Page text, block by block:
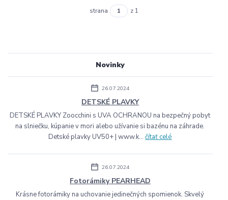
strana z 1
Novinky
26.07.2024
DETSKÉ PLAVKY
DETSKÉ PLAVKY Zoocchini s UVA OCHRANOU na bezpečný pobyt
na slniečku, kúpanie v mori alebo užívanie si bazénu na záhrade.
Detské plavky UV50+ | www.k...čítať celé
26.07.2024
Fotorámiky PEARHEAD
Krásne fotorámiky na uchovanie jedinečných spomienok. Skvelý